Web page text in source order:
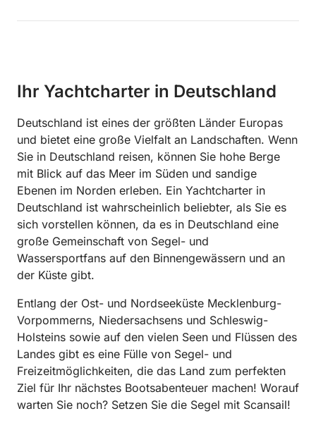
Ihr Yachtcharter in Deutschland
Deutschland ist eines der größten Länder Europas
und bietet eine große Vielfalt an Landschaften. Wenn
Sie in Deutschland reisen, können Sie hohe Berge
mit Blick auf das Meer im Süden und sandige
Ebenen im Norden erleben. Ein Yachtcharter in
Deutschland ist wahrscheinlich beliebter, als Sie es
sich vorstellen können, da es in Deutschland eine
große Gemeinschaft von Segel- und
Wassersportfans auf den Binnengewässern und an
der Küste gibt.
Entlang der Ost- und Nordseeküste Mecklenburg-
Vorpommerns, Niedersachsens und Schleswig-
Holsteins sowie auf den vielen Seen und Flüssen des
Landes gibt es eine Fülle von Segel- und
Freizeitmöglichkeiten, die das Land zum perfekten
Ziel für Ihr nächstes Bootsabenteuer machen! Worauf
warten Sie noch? Setzen Sie die Segel mit Scansail!